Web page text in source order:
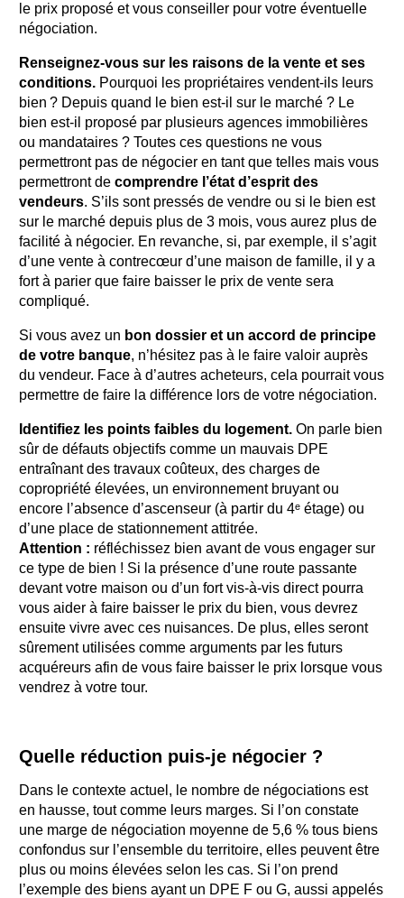
le prix proposé et vous conseiller pour votre éventuelle
négociation.
Renseignez-vous sur les raisons de la vente et ses
conditions. Pourquoi les propriétaires vendent-ils leurs
bien ? Depuis quand le bien est-il sur le marché ? Le
bien est-il proposé par plusieurs agences immobilières
ou mandataires ? Toutes ces questions ne vous
permettront pas de négocier en tant que telles mais vous
permettront de comprendre l’état d’esprit des
vendeurs. S’ils sont pressés de vendre ou si le bien est
sur le marché depuis plus de 3 mois, vous aurez plus de
facilité à négocier. En revanche, si, par exemple, il s’agit
d’une vente à contrecœur d’une maison de famille, il y a
fort à parier que faire baisser le prix de vente sera
compliqué.
Si vous avez un bon dossier et un accord de principe
de votre banque, n’hésitez pas à le faire valoir auprès
du vendeur. Face à d’autres acheteurs, cela pourrait vous
permettre de faire la différence lors de votre négociation.
Identifiez les points faibles du logement. On parle bien
sûr de défauts objectifs comme un mauvais DPE
entraînant des travaux coûteux, des charges de
copropriété élevées, un environnement bruyant ou
encore l’absence d’ascenseur (à partir du 4ᵉ étage) ou
d’une place de stationnement attitrée.
Attention : réfléchissez bien avant de vous engager sur
ce type de bien ! Si la présence d’une route passante
devant votre maison ou d’un fort vis-à-vis direct pourra
vous aider à faire baisser le prix du bien, vous devrez
ensuite vivre avec ces nuisances. De plus, elles seront
sûrement utilisées comme arguments par les futurs
acquéreurs afin de vous faire baisser le prix lorsque vous
vendrez à votre tour.
Quelle réduction puis-je négocier ?
Dans le contexte actuel, le nombre de négociations est
en hausse, tout comme leurs marges. Si l’on constate
une marge de négociation moyenne de 5,6 % tous biens
confondus sur l’ensemble du territoire, elles peuvent être
plus ou moins élevées selon les cas. Si l’on prend
l’exemple des biens ayant un DPE F ou G, aussi appelés